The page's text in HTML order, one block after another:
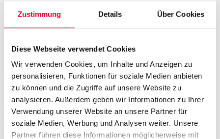
Zustimmung Details Über Cookies
Diese Webseite verwendet Cookies
Wir verwenden Cookies, um Inhalte und Anzeigen zu
personalisieren, Funktionen für soziale Medien anbieten
zu können und die Zugriffe auf unsere Website zu
analysieren. Außerdem geben wir Informationen zu Ihrer
Verwendung unserer Website an unsere Partner für
soziale Medien, Werbung und Analysen weiter. Unsere
Partner führen diese Informationen möglicherweise mit
umzusetzen.
Aufbau einer prädiktiveren
und agileren Produktion
Möchten Sie erfahren, wie Sie die neuen Möglichkeiten in
der Praxis nutzen können?